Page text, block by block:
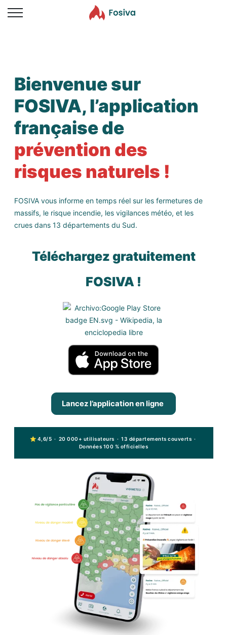
Prévention des risques naturels
Obtenir
Lancer l’application
Bienvenue sur
FOSIVA, l’application
française de
prévention des
risques naturels !
FOSIVA vous informe en temps réel sur les fermetures de
massifs, le risque incendie, les vigilances météo, et les
crues dans 13 départements du Sud.
Téléchargez gratuitement
FOSIVA !
Lancez l’application en ligne
⭐ 4,6/5 · 20 000+ utilisateurs · 13 départements couverts ·
Données 100 % officielles